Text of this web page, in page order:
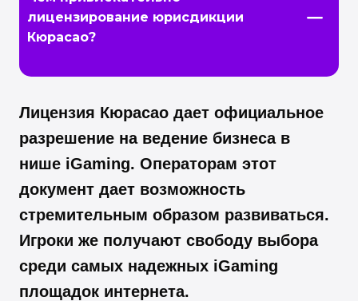
лицензирование юрисдикции
Кюрасао?
Лицензия Кюрасао дает официальное
разрешение на ведение бизнеса в
нише iGaming. Операторам этот
документ дает возможность
стремительным образом развиваться.
Игроки же получают свободу выбора
среди самых надежных iGaming
площадок интернета.